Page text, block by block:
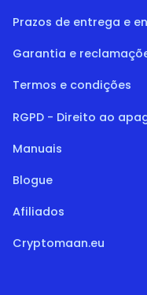
Prazos de entrega e
Garantia e
Termos e condições
RGPD - Direito ao
Manuais
Blogue
Afiliados
Cryptomaan.eu